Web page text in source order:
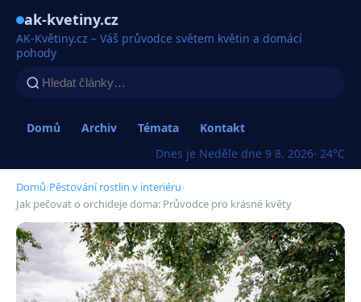
ak-kvetiny.cz
AK-Květiny.cz – Váš průvodce světem květin a domácí
pohody
Domů Archiv Témata
Kontakt
Dnes je Neděle dne 9 8. 2026· 24°C
Domů›Pěstování rostlin v interiéru›
Jak pečovat o orchideje doma: Průvodce pro krásné květy